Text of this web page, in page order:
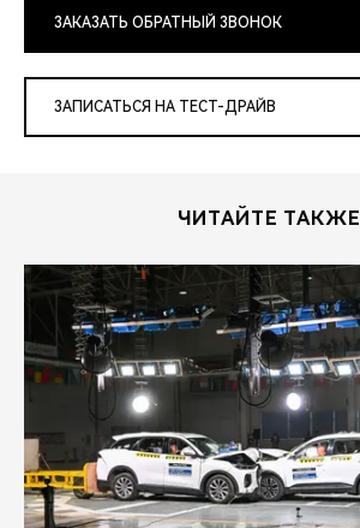
ЗАКАЗАТЬ ОБРАТНЫЙ ЗВОНОК
ЗАПИСАТЬСЯ НА ТЕСТ-ДРАЙВ
ЧИТАЙТЕ ТАКЖЕ